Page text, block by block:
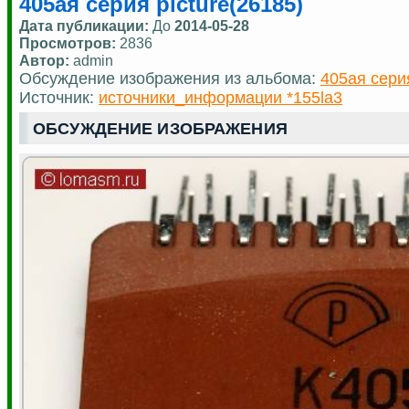
Дата публикации: До 2014-05-28
Просмотров: 2836
Автор: admin
Обсуждение изображения из альбома: 405ая
Источник: источники_информации *155la3
ОБСУЖДЕНИЕ ИЗОБРАЖЕНИЯ